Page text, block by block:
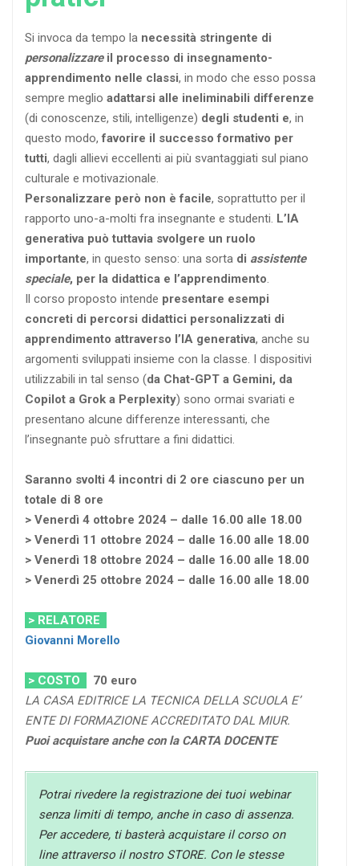
Si invoca da tempo la necessità stringente di
personalizzareil processo di insegnamento-
apprendimento nelle classi, in modo che esso possa
sempre meglio adattarsi alle ineliminabili differenze
(di conoscenze, stili, intelligenze) degli studenti e, in
questo modo,favorire il successo formativo per
tutti, dagli allievi eccellenti ai più svantaggiati sul piano
culturale e motivazionale.
Personalizzare però non è facile, soprattutto per il
rapporto uno-a-molti fra insegnante e studenti. L’IA
generativa può tuttavia svolgere un ruolo
importante, in questo senso: una sorta di assistente
speciale, per la didattica e l’apprendimento
Il corso proposto intende presentare esempi
concreti di percorsi didattici personalizzati di
apprendimento attraverso l’IA generativa, anche su
argomenti sviluppati insieme con la classe. I dispositivi
utilizzabili in tal senso (da Chat-GPT a Gemini, da
Copilot a Grok a Perplexity) sono ormai svariati e
presentano alcune differenze interessanti, che
l’insegnante può sfruttare a fini didattici.
Saranno svolti 4 incontri di 2 ore ciascuno per un
totale di 8 ore
> Venerdì 4 ottobre 2024 – dalle 16.00 alle 18.00
> Venerdì 11 ottobre 2024 – dalle 16.00 alle 18.00
> Venerdì 18 ottobre 2024 – dalle 16.00 alle 18.00
> Venerdì 25 ottobre 2024 – dalle 16.00 alle 18.00
> RELATORE
Giovanni Morello
> COSTO 70 euro
LA CASA EDITRICE LA TECNICA DELLA SCUOLA E’
ENTE DI FORMAZIONE ACCREDITATO DAL MIUR.
Puoi acquistare anche con la CARTA DOCENTE
Potrai rivedere la registrazione dei tuoi webinar
senza limiti di tempo, anche in caso di assenza.
Per accedere, ti basterà acquistare il corso on
line attraverso il nostro STORE. Con le stesse